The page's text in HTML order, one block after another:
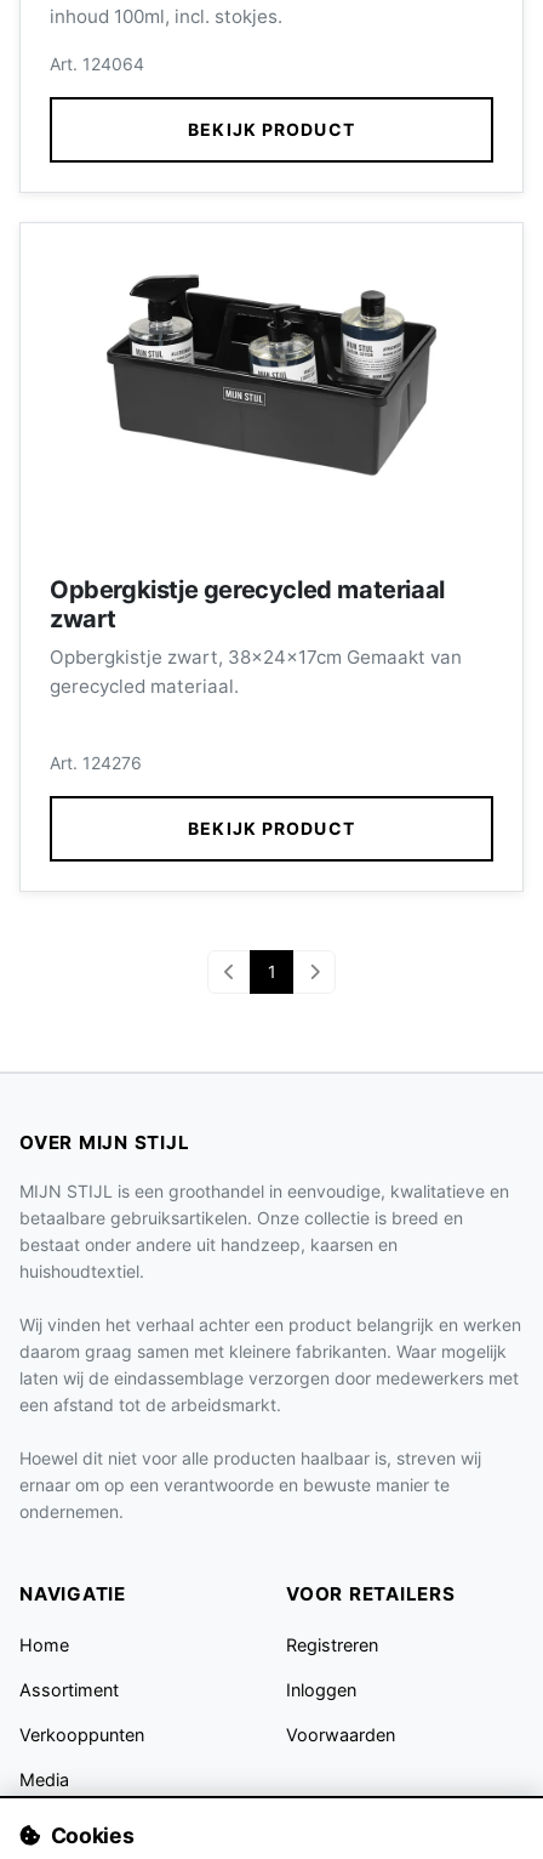
inhoud 100ml, incl. stokjes.
Art. 124064
BEKIJK PRODUCT
Opbergkistje gerecycled materiaal
zwart
Opbergkistje zwart, 38x24x17cm Gemaakt van
gerecycled materiaal.
Art. 124276
BEKIJK PRODUCT
1
OVER MIJN STIJL
MIJN STIJL is een groothandel in eenvoudige, kwalitatieve en
betaalbare gebruiksartikelen. Onze collectie is breed en
bestaat onder andere uit handzeep, kaarsen en
huishoudtextiel.
Wij vinden het verhaal achter een product belangrijk en werken
daarom graag samen met kleinere fabrikanten. Waar mogelijk
laten wij de eindassemblage verzorgen door medewerkers met
een afstand tot de arbeidsmarkt.
Hoewel dit niet voor alle producten haalbaar is, streven wij
ernaar om op een verantwoorde en bewuste manier te
ondernemen.
NAVIGATIE
Home
Assortiment
Verkooppunten
Media
Contact
VOOR RETAILERS
Registreren
Inloggen
Voorwaarden
Cookies